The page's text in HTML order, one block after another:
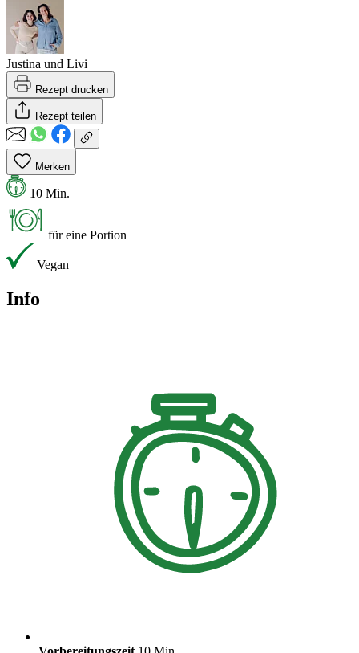
Justina und Livi
Rezept drucken
Rezept teilen
Merken
10 Min.
für eine Portion
Vegan
Info